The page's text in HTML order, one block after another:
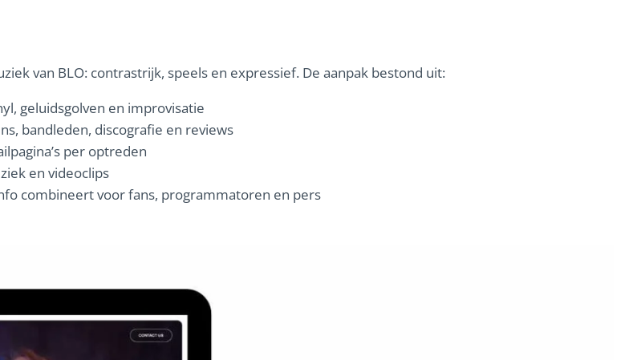
van BLO: contrastrijk, speels en expressief. De aanpak bestond uit:
geluidsgolven en improvisatie
bandleden, discografie en reviews
per optreden
en videoclips
combineert voor fans, programmatoren en pers